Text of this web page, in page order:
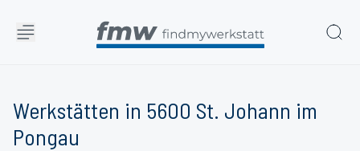
Werkstätten in 5600 St. Johann im
Pongau